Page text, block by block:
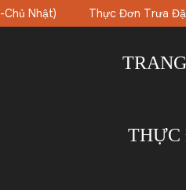
Tuần Từ 11:00 Bữa Tiệc
THỰC